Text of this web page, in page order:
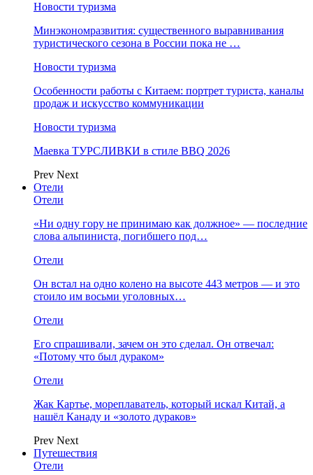
Новости туризма
Минэкономразвития: существенного выравнивания
туристического сезона в России пока не …
Новости туризма
Особенности работы с Китаем: портрет туриста, каналы
продаж и искусство коммуникации
Новости туризма
Маевка ТУРСЛИВКИ в стиле BBQ 2026
Prev Next
Отели
Отели
«Ни одну гору не принимаю как должное» — последние
слова альпиниста, погибшего под…
Отели
Он встал на одно колено на высоте 443 метров — и это
стоило им восьми уголовных…
Отели
Его спрашивали, зачем он это сделал. Он отвечал:
«Потому что был дураком»
Отели
Жак Картье, мореплаватель, который искал Китай, а
нашёл Канаду и «золото дураков»
Prev Next
Путешествия
Отели